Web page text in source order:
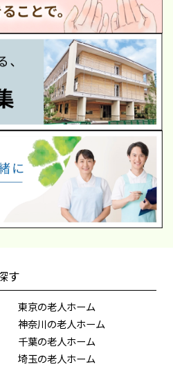
す
東京の老人ホーム
神奈川の老人ホーム
千葉の老人ホーム
埼玉の老人ホーム